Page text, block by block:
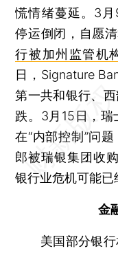
慌情绪蔓延。3月
停运倒闭，自愿
行被加州监管机
日，Signature
第一共和银行、
跌。3月15日，
在“内部控制”问
郎被瑞银集团收
银行业危机可能已
金
美国部分银行